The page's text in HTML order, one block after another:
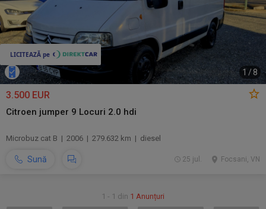
1 /8
3.500 EUR
Citroen jumper 9 Locuri 2.0 hdi
Microbuz cat B | 2006 | 279.632 km | diesel
Sună Focsani, VN
25 jul.
1 - 1 din 1 Anunțuri